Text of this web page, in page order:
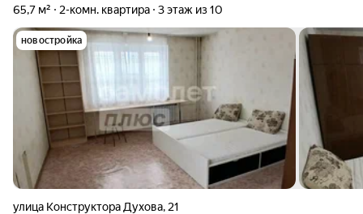
65,7 м² 2-комн. квартира 3 этаж из 10
новостройка
улица Конструктора Духова, 21